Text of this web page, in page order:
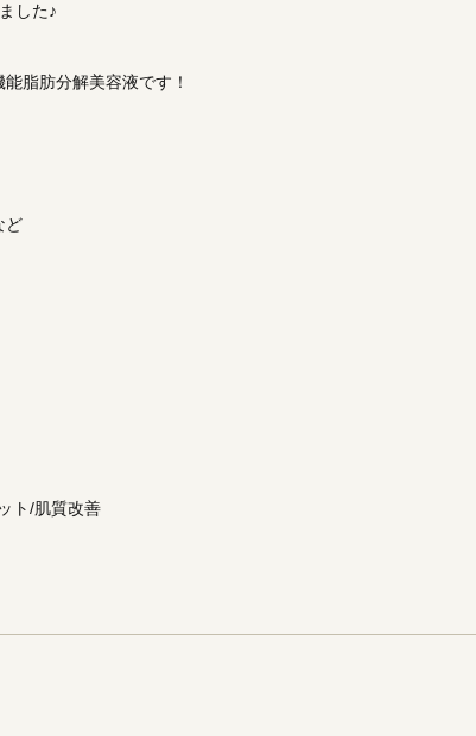
した♪
脂肪分解美容液です！
ど
ト/肌質改善